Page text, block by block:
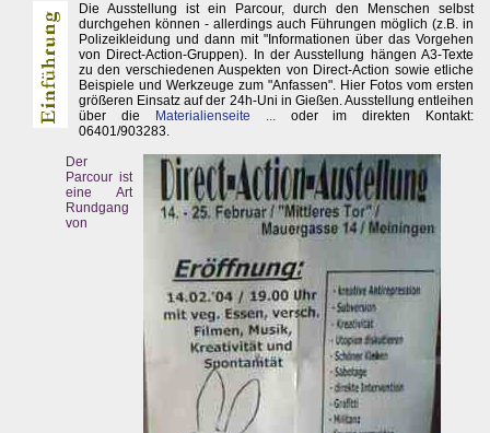
Die Ausstellung ist ein Parcour, durch den Menschen selbst
durchgehen können - allerdings auch Führungen möglich (z.B. in
Polizeikleidung und dann mit "Informationen über das Vorgehen
von Direct-Action-Gruppen). In der Ausstellung hängen A3-Texte
zu den verschiedenen Auspekten von Direct-Action sowie etliche
Beispiele und Werkzeuge zum "Anfassen". Hier Fotos vom ersten
größeren Einsatz auf der 24h-Uni in Gießen. Ausstellung entleihen
über die
Materialienseite ...oder im direkten Kontakt:
06401/903283.
Der
Parcour ist
eine Art
Rundgang
von